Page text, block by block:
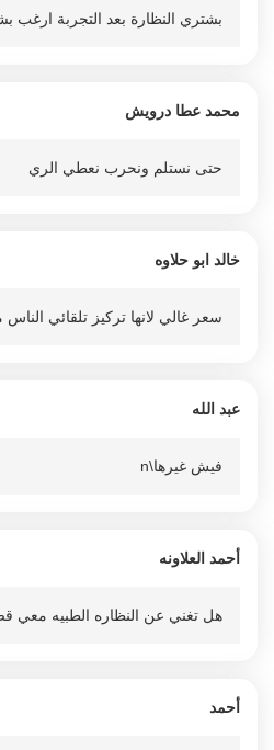
بشتري النظارة بعد التجربة ارغب
محمد عطا درويش
حتى نستلم ونحرب نعطي الري
خالد ابو حلاوه
سعر غالي لانها تركيز تلقائي
عبد الله
فيش غيرها\n
أحمد العلاونه
هل تغني عن النظاره الطبيه معي
أحمد